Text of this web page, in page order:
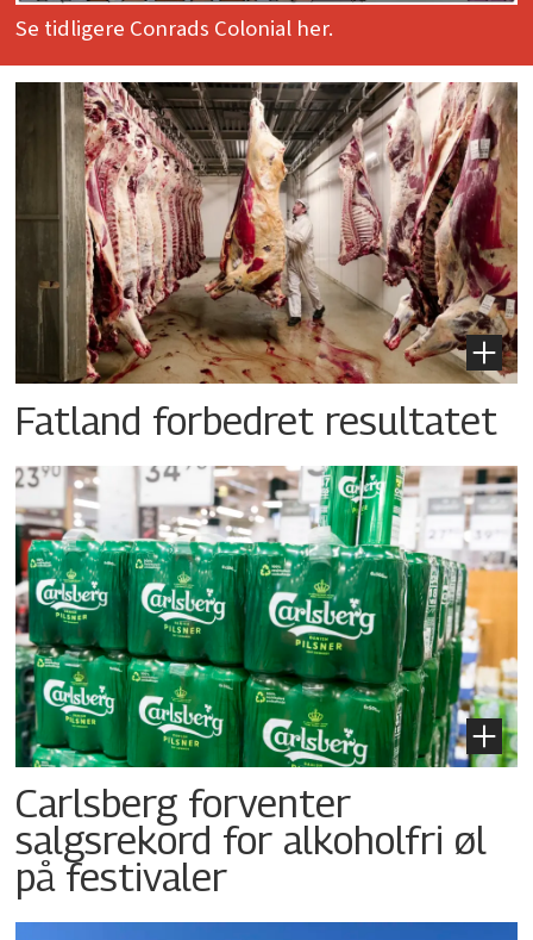
Se tidligere Conrads Colonial her.
Fatland forbedret resultatet
Carlsberg forventer
salgsrekord for alkoholfri øl
på festivaler